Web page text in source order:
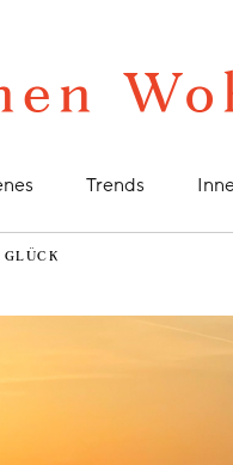
Trends
GLÜCK